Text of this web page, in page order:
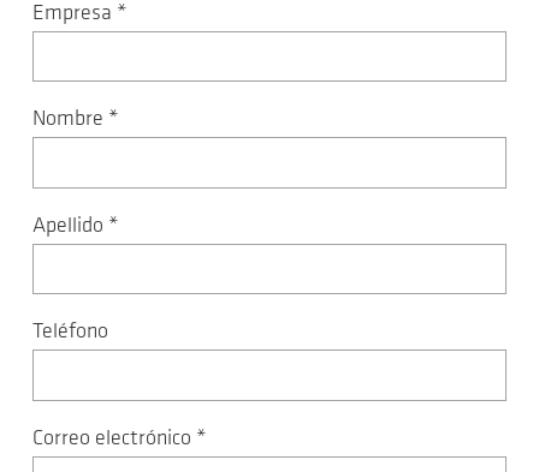
Empresa *
Nombre *
Apellido *
Teléfono
Correo electrónico *